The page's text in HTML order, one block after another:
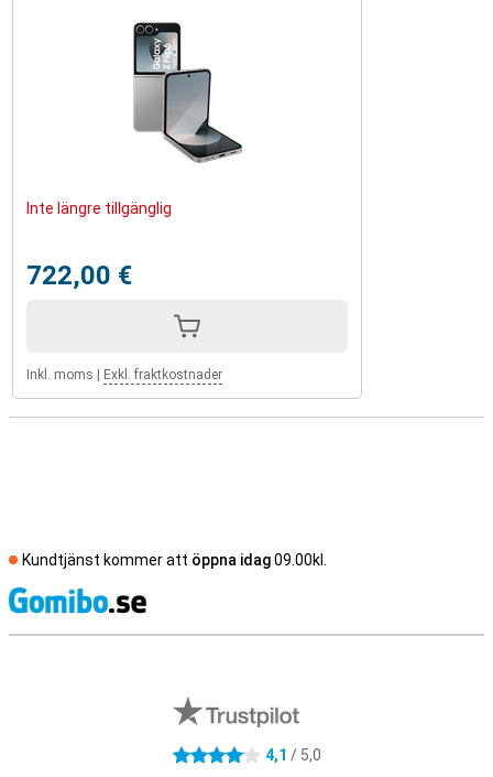
Inte längre tillgänglig
722,00 €
Inkl. moms Exkl. fraktkostnader
Kundtjänst kommer att öppna idag09.00kl.
4.1 stjärnor 4,1 / 5,0